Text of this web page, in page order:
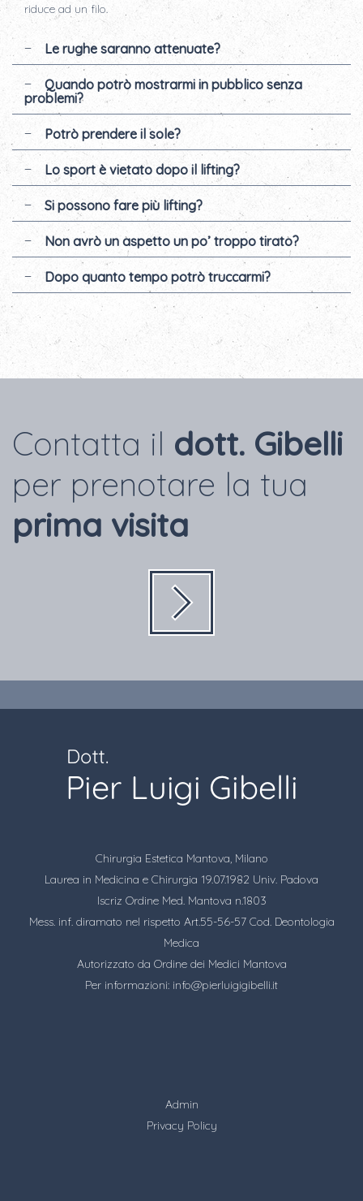
riduce ad un filo.
Le rughe saranno attenuate?
Quando potrò mostrarmi in pubblico senza
problemi?
Potrò prendere il sole?
Lo sport è vietato dopo il lifting?
Si possono fare più lifting?
Non avrò un aspetto un po’ troppo tirato?
Dopo quanto tempo potrò truccarmi?
Contatta il dott. Gibelli
per prenotare la tua
prima visita
Chirurgia Estetica Mantova, Milano
Laurea in Medicina e Chirurgia 19.07.1982 Univ. Padova
Iscriz Ordine Med. Mantova n.1803
Mess. inf. diramato nel rispetto Art.55-56-57 Cod. Deontologia
Medica
Autorizzato da Ordine dei Medici Mantova
Per informazioni: info@pierluigigibelli.it
Admin
Privacy Policy